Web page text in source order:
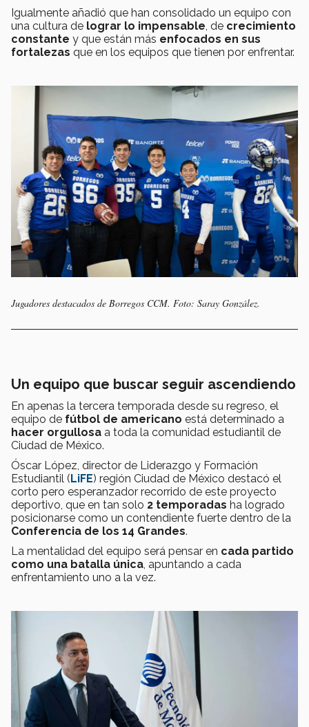
Igualmente añadió que han consolidado un equipo con
una cultura de lograr lo impensable , de crecimiento
constante y que están más enfocados en sus
fortalezas que en los equipos que tienen por enfrentar.
Jugadores destacados de Borregos CCM. Foto: Saray González.
Un equipo que buscar seguir ascendiendo
En apenas la tercera temporada desde su regreso, el
equipo de fútbol de americano está determinado a
hacer orgullosa a toda la comunidad estudiantil de
Ciudad de México.
Óscar López, director de Liderazgo y Formación
Estudiantil (LiFE) región Ciudad de México destacó el
corto pero esperanzador recorrido de este proyecto
deportivo, que en tan solo 2 temporadas ha logrado
posicionarse como un contendiente fuerte dentro de la
Conferencia de los 14 Grandes.
La mentalidad del equipo será pensar en cada partido
como una batalla única, apuntando a cada
enfrentamiento uno a la vez.